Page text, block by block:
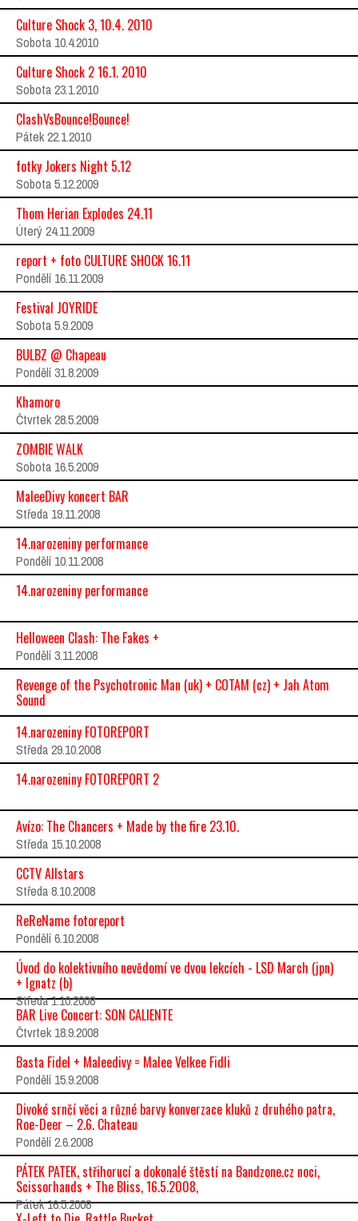
Culture Shock 3, 10.4. 2010
Sobota 10.4.2010
Culture Shock 2 16.1. 2010
Sobota 23.1.2010
ClashVsBounce!Bounce!
Pátek 22.1.2010
fotky Jokers Night 5.12
Sobota 5.12.2009
Thom Herian Explodes 24.11
Úterý 24.11.2009
report + foto CULTURE SHOCK 16.11
Pondělí 16.11.2009
Festival JOYRIDE
Sobota 5.9.2009
BULBZ @ Chapeau
Pondělí 31.8.2009
Khamoro
Čtvrtek 28.5.2009
ZOMBIE WALK
Sobota 16.5.2009
MaleeDivy koncert BAR
Středa 19.11.2008
14.narozeniny performance
Pondělí 10.11.2008
14.narozeniny performance
Helloween Clash: The Fakes +
Pondělí 3.11.2008
Revenge of the Psychotronic Man (uk) + COTAM (cz) + Jah Atom
Sound
14.narozeniny FOTOREPORT
Středa 29.10.2008
14.narozeniny FOTOREPORT 2
Avízo: The Chancers + Made by the fire 23.10.
Středa 15.10.2008
CCTV Allstars
Středa 8.10.2008
ReReName fotoreport
Pondělí 6.10.2008
Úvod do kolektivního nevědomí ve dvou lekcích - LSD March (jpn)
+ Ignatz (b)
Středa 1.10.2008
BAR Live Concert: SON CALIENTE
Čtvrtek 18.9.2008
Basta Fidel + Maleedivy = Malee Velkee Fidli
Pondělí 15.9.2008
Divoké srnčí věci a různé barvy konverzace kluků z druhého patra,
Roe-Deer – 2.6. Chateau
Pondělí 2.6.2008
PÁTEK PATEK, střihorucí a dokonalé štěstí na Bandzone.cz noci,
Scissorhands + The Bliss, 16.5.2008,
Pátek 16.5.2008